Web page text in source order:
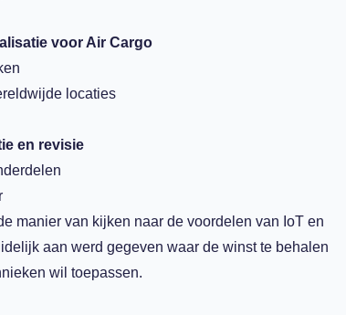
voor Air Cargo
locaties
en revisie
manier van kijken naar de voordelen van IoT en
aan werd gegeven waar de winst te behalen
wil toepassen.